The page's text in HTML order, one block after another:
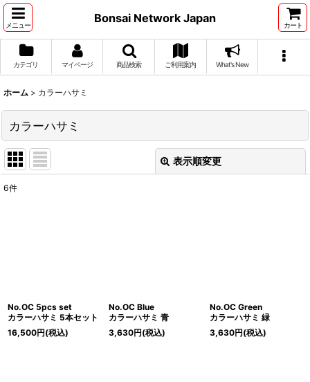
メニュー
Bonsai Network Japan
カート
カテゴリ マイページ 商品検索 ご利用案内 What's New
ホーム > カラーハサミ
カラーハサミ
表示順変更
6件
No.OC 5pcs set
カラーハサミ 5本セット
16,500円(税込)
No.OC Blue
カラーハサミ 青
3,630円(税込)
No.OC Green
カラーハサミ 緑
3,630円(税込)